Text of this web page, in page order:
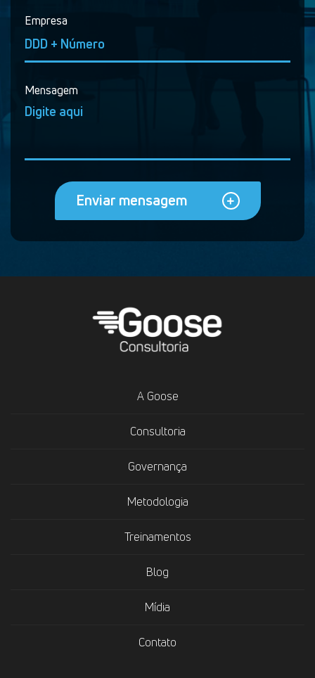
Empresa
Mensagem
Enviar mensagem
A Goose
Consultoria
Governança
Metodologia
Treinamentos
Blog
Mídia
Contato